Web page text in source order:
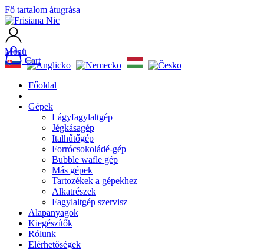
Fő tartalom átugrása
Cart
Menü
Főoldal
Gépek
Lágyfagylaltgép
Jégkásagép
Italhűtőgép
Forrócsokoládé-gép
Bubble wafle gép
Más gépek
Tartozékek a gépekhez
Alkatrészek
Fagylaltgép szervisz
Alapanyagok
Kiegészítők
Rólunk
Elérhetőségek